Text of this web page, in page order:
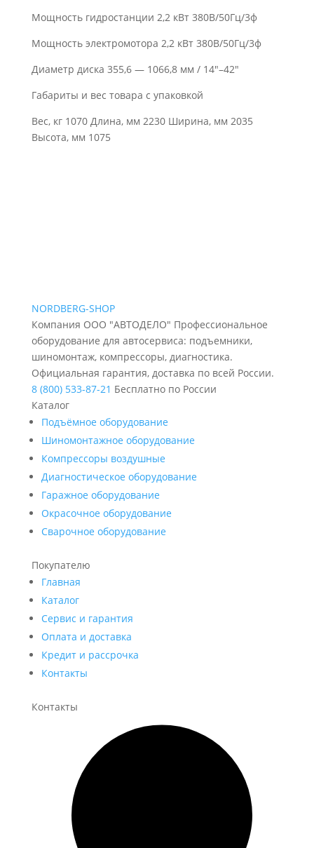
Мощность гидростанции 2,2 кВт 380В/50Гц/3ф
Мощность электромотора 2,2 кВт 380В/50Гц/3ф
Диаметр диска 355,6 — 1066,8 мм / 14″–42″
Габариты и вес товара с упаковкой
Вес, кг 1070 Длина, мм 2230 Ширина, мм 2035
Высота, мм 1075
NORDBERG-SHOP
Компания ООО "АВТОДЕЛО" Профессиональное
оборудование для автосервиса: подъемники,
шиномонтаж, компрессоры, диагностика.
Официальная гарантия, доставка по всей России.
8 (800) 533-87-21 Бесплатно по России
Каталог
Подъёмное оборудование
Шиномонтажное оборудование
Компрессоры воздушные
Диагностическое оборудование
Гаражное оборудование
Окрасочное оборудование
Сварочное оборудование
Покупателю
Главная
Каталог
Сервис и гарантия
Оплата и доставка
Кредит и рассрочка
Контакты
Контакты